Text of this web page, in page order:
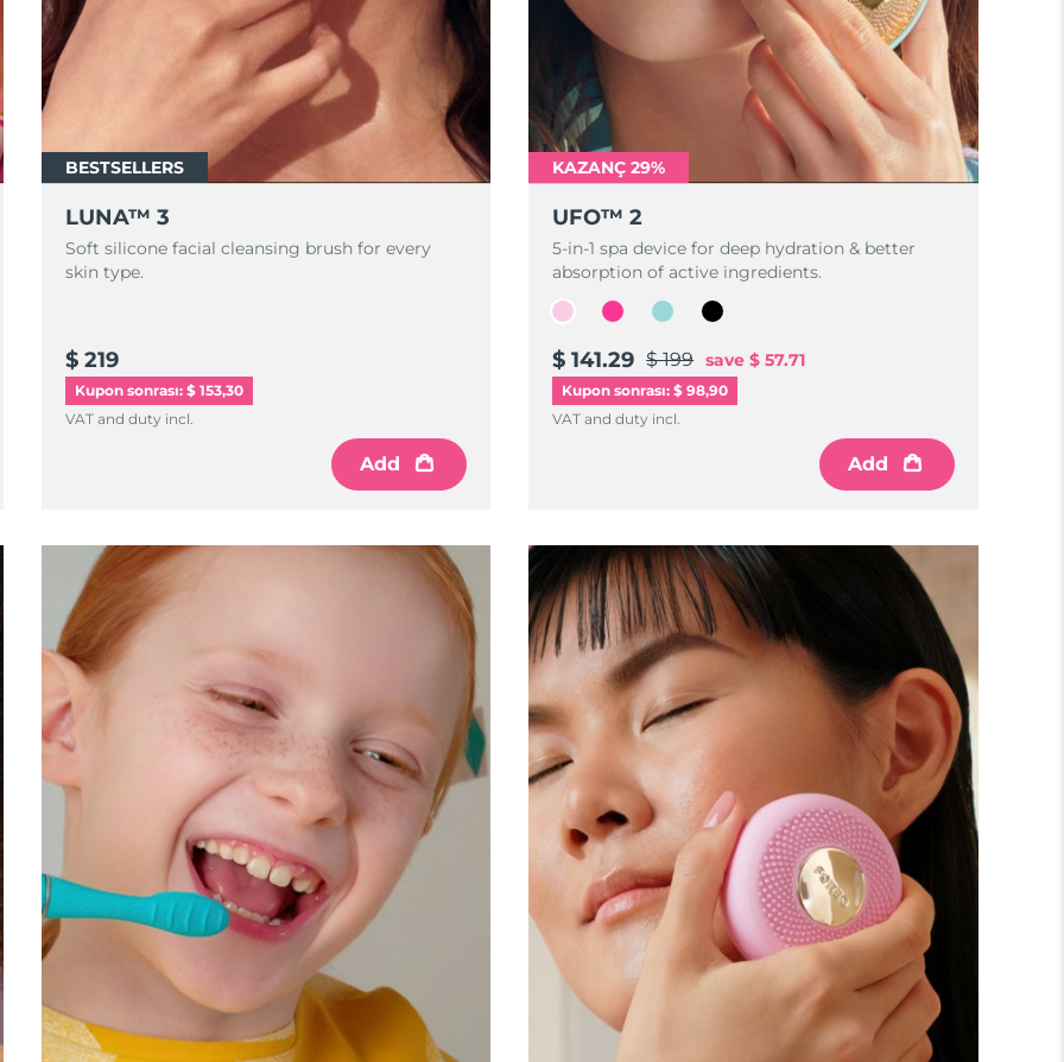
BESTSELLERS
LUNA™ 3
Soft silicone facial cleansing brush for every
skin type.
$ 219
Kupon sonrası: $ 153,30
VAT and duty incl.
Add
KAZANÇ 29%
UFO™ 2
5-in-1 spa device for deep hydration & better
absorption of active ingredients.
$ 141.29 $ 199 save $ 57.71
Kupon sonrası: $ 98,90
VAT and duty incl.
Add